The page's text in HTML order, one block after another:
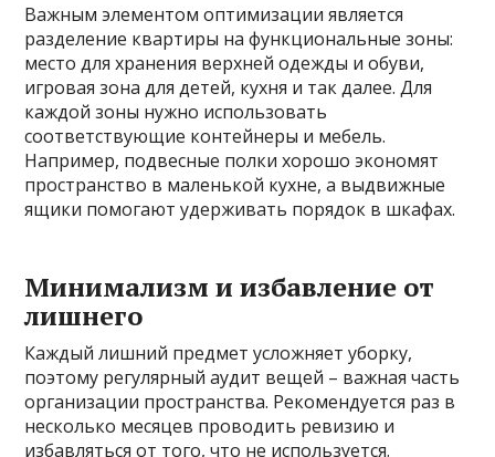
Важным элементом оптимизации является
разделение квартиры на функциональные зоны:
место для хранения верхней одежды и обуви,
игровая зона для детей, кухня и так далее. Для
каждой зоны нужно использовать
соответствующие контейнеры и мебель.
Например, подвесные полки хорошо экономят
пространство в маленькой кухне, а выдвижные
ящики помогают удерживать порядок в шкафах.
Минимализм и избавление от
лишнего
Каждый лишний предмет усложняет уборку,
поэтому регулярный аудит вещей – важная часть
организации пространства. Рекомендуется раз в
несколько месяцев проводить ревизию и
избавляться от того, что не используется.